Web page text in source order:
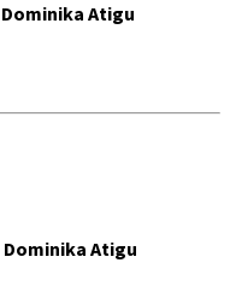
Dominika Atigu
Dominika Atigu